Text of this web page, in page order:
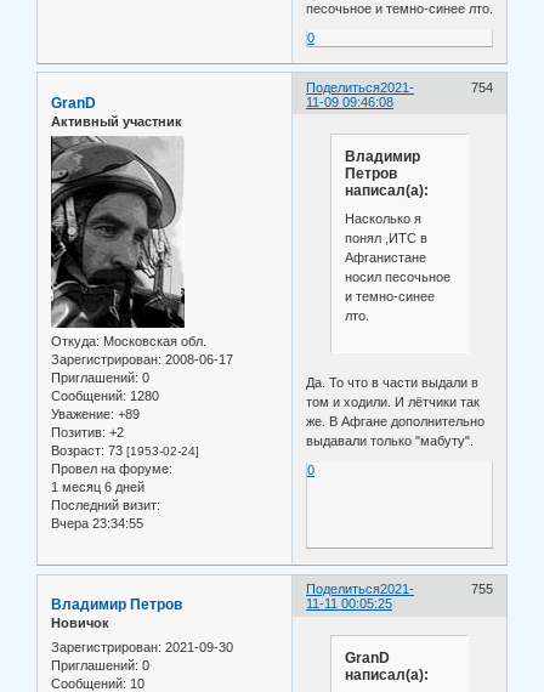
песочьное и темно-синее лто.
0
Поделиться 754
2021-
11-09 09:46:08
GranD
Активный участник
Откуда: Московская обл.
Зарегистрирован: 2008-06-17
Приглашений: 0
Сообщений: 1280
Уважение: +89
Позитив: +2
Возраст: 73 [1953-02-24]
Провел на форуме:
1 месяц 6 дней
Последний визит:
Вчера 23:34:55
Владимир
Петров
написал(а):
Насколько я
понял ,ИТС в
Афганистане
носил песочьное
и темно-синее
лто.
Да. То что в части выдали в
том и ходили. И лётчики так
же. В Афгане дополнительно
выдавали только "мабуту".
0
Поделиться 755
2021-
11-11 00:05:25
Владимир Петров
Новичок
Зарегистрирован: 2021-09-30
Приглашений: 0
Сообщений: 10
GranD
написал(а):